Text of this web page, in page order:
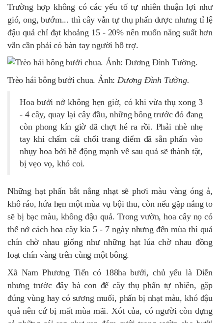
Trường hợp không có các yếu tố tự nhiên thuận lợi như
gió, ong, bướm... thì cây vẫn tự thụ phấn được nhưng tỉ lệ
đậu quả chỉ đạt khoảng 15 - 20% nên muốn năng suất hơn
vẫn cần phải có bàn tay người hỗ trợ.
Trèo hái bông bưởi chua. Ảnh: Dương Đình Tường.
Hoa bưởi nở không hẹn giờ, có khi vừa thụ xong 3
- 4 cây, quay lại cây đầu, những bông trước đó đang
còn phong kín giờ đã chợt hé ra rồi. Phải nhè nhẹ
tay khi chấm cái chổi trang điểm đã sẵn phấn vào
nhụy hoa bởi hễ động mạnh về sau quả sẽ thành tật,
bị vẹo vọ, khó coi.
Những hạt phấn bắt nắng nhạt sẽ phơi màu vàng óng ả,
khô ráo, hứa hẹn một mùa vụ bội thu, còn nếu gặp nắng to
sẽ bị bạc màu, không đậu quả. Trong vườn, hoa cây nọ có
thể nở cách hoa cây kia 5 - 7 ngày nhưng đến mùa thì quả
chín chờ nhau giống như những hạt lúa chờ nhau đồng
loạt chín vàng trên cùng một bông.
Xã Nam Phương Tiến có 188ha bưởi, chủ yếu là Diễn
nhưng trước đây bà con để cây thụ phấn tự nhiên, gặp
đúng vùng hay có sương muối, phấn bị nhạt màu, khó đậu
quả nên cứ bị mất mùa mãi. Xót của, có người còn dựng